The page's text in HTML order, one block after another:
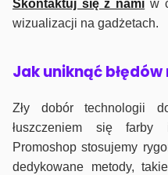
Skontaktuj się z nami w
wizualizacji na gadżetach.
Jak uniknąć błędów
Zły dobór technologii
łuszczeniem się
Promoshop stosujemy
dedykowane metody,